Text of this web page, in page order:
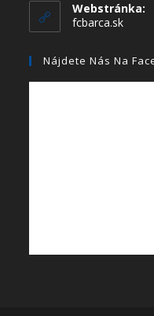
Webstránka:
fcbarca.sk
Nájdete Nás Na